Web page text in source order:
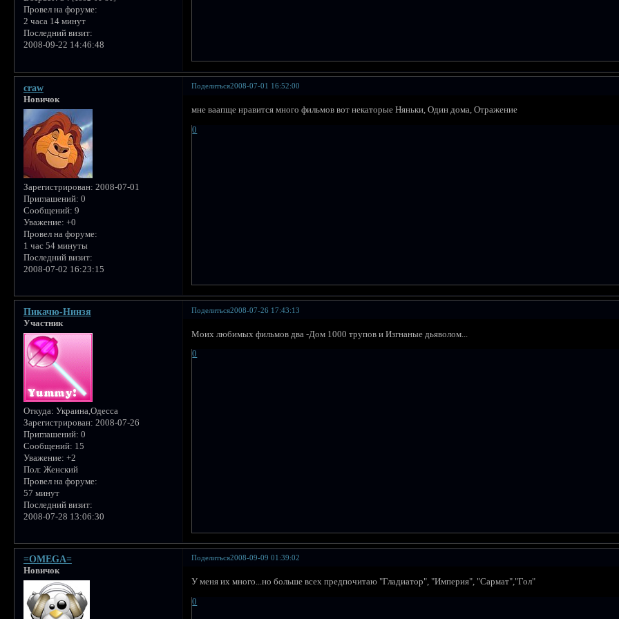
Провел на форуме:
2 часа 14 минут
Последний визит:
2008-09-22 14:46:48
Поделиться2008-07-01 16:52:00
craw
Новичок
Зарегистрирован: 2008-07-01
Приглашений: 0
Сообщений: 9
Уважение: +0
Провел на форуме:
1 час 54 минуты
Последний визит:
2008-07-02 16:23:15
мне ваапще нравится много фильмов вот некаторые Няньки, Один дома, Отражение
0
Поделиться2008-07-26 17:43:13
Пикачю-Нинзя
Участник
Откуда: Украина,Одесса
Зарегистрирован: 2008-07-26
Приглашений: 0
Сообщений: 15
Уважение: +2
Пол: Женский
Провел на форуме:
57 минут
Последний визит:
2008-07-28 13:06:30
Моих любимых фильмов два -Дом 1000 трупов и Изгнаные дьяволом...
0
Поделиться2008-09-09 01:39:02
=OMEGA=
Новичок
У меня их много...но больше всех предпочитаю "Гладиатор", "Империя", "Сармат","Гол"
0